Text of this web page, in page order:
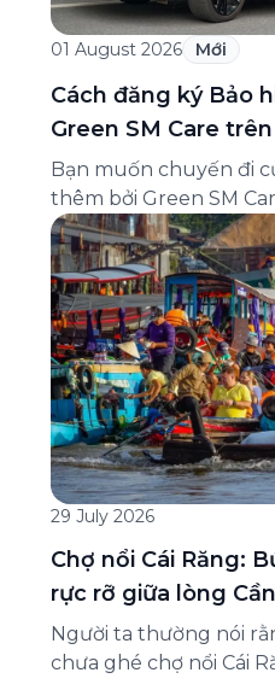
01 August 2026 Mới
Cách đăng ký Bảo
Green SM Care
SM
Bạn muốn chuyến đi
thêm bởi Green SM
đăng ký ở đâu? Bài
dẫn chi tiết cách tham
gói bảo hiểm này
SM, cùng những lưu
[…]
29 July 2026
Chợ nổi Cái Răng:
rực rỡ giữa lòng
Người ta thường nói
chưa ghé chợ nổi Cái